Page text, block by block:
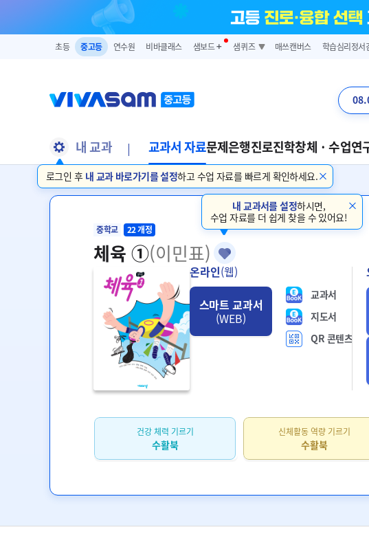
초등 중고등 연수원 비바클래스 샘보드 ➕ 샘퀴즈 매쓰캔버스 학습심리정서
로그인 후 내 교과 바로가기를 설정하고 수업 자료를 빠르게 확인하세요.
내 교과 교과서 자료문제은행진로진학창체 · 수업연
중학교 22 개정
체육 ①(이민표)
내 교과서를 설정하시면,
수업 자료를 더 쉽게 찾을 수 있어요!
온라인(웹)
스마트 교과서
(WEB)
교과서
지도서
QR 콘텐츠
건강 체력 기르기
수활북
신체활동 역량 기르기
수활북